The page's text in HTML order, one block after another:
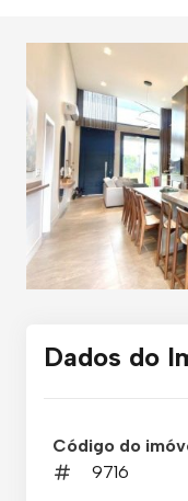
Dados do
Código do
9716